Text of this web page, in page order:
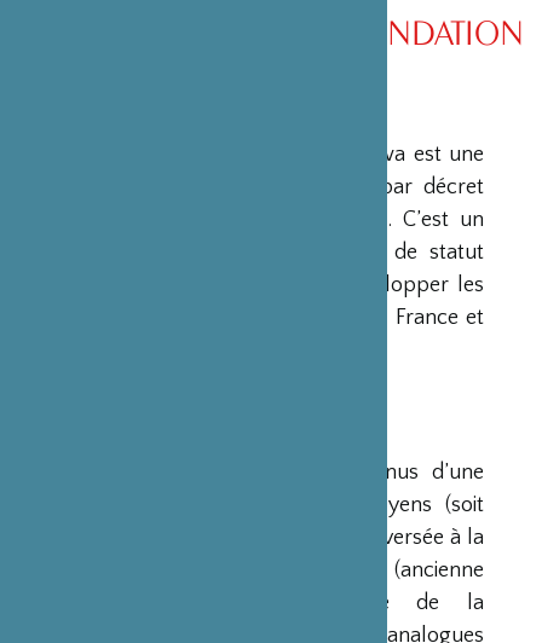
PRÉSENTATION DE LA FONDATION
La Fondation Franco-Japonaise Sasakawa est une
fondation reconnue d’utilité publique par décret
du Premier Ministre du 23 mars 1990. C’est un
organisme privé, sans but lucratif et de statut
français, qui a pour mission de « développer les
relations culturelles et d’amitié entre la France et
Ses ressources proviennent des revenus d’une
dotation initiale de trois milliards de yens (soit
environ 20 millions d’euros à l’époque) versée à la
France par la Fondation Nippon (ancienne
Fondation de l’Industrie Japonaise de la
Construction Navale). Des institutions analogues